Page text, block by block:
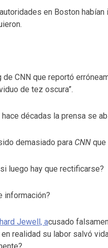
en Boston
CNN que reportó
de tez oscura”.
décadas la prensa se
demasiado para CNN que
luego hay que rectificarse?
información?
Jewell, acusado
realidad su labor salvó